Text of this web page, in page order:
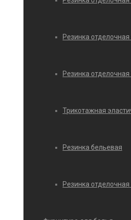
Резинка
Резинка
Трикотажная
Резинка бельевая
Резинка отделочная